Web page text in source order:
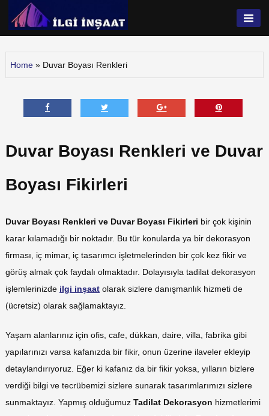
İlgi İnşaat
Home » Duvar Boyası Renkleri
Duvar Boyası Renkleri ve Duvar
Boyası Fikirleri
Duvar Boyası Renkleri ve Duvar Boyası Fikirleri bir çok kişinin
karar kılamadığı bir noktadır. Bu tür konularda ya bir dekorasyon
firması, iç mimar, iç tasarımcı işletmelerinden bir çok kez fikir ve
görüş almak çok faydalı olmaktadır. Dolayısıyla tadilat dekorasyon
işlemlerinizde ilgi inşaat olarak sizlere danışmanlık hizmeti de
(ücretsiz) olarak sağlamaktayız.
Yaşam alanlarınız için ofis, cafe, dükkan, daire, villa, fabrika gibi
yapılarınızı varsa kafanızda bir fikir, onun üzerine ilaveler ekleyip
detaylandırıyoruz. Eğer ki kafanız da bir fikir yoksa, yılların bizlere
verdiği bilgi ve tecrübemizi sizlere sunarak tasarımlarımızı sizlere
sunmaktayız. Yapmış olduğumuz Tadilat Dekorasyon hizmetlerimi